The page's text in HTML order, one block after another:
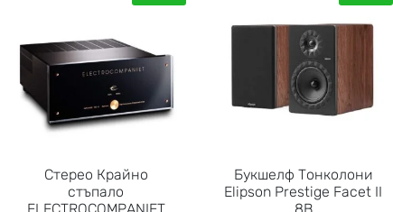
Стерео Крайно
стъпало
Букшелф Тонколони
Elipson Prestige Facet II